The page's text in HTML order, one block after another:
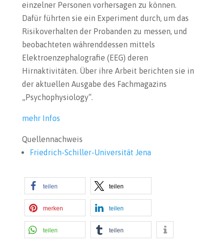
einzelner Personen vorhersagen zu können.
Dafür führten sie ein Experiment durch, um das
Risikoverhalten der Probanden zu messen, und
beobachteten währenddessen mittels
Elektroenzephalografie (EEG) deren
Hirnaktivitäten. Über ihre Arbeit berichten sie in
der aktuellen Ausgabe des Fachmagazins
„Psychophysiology“.
mehr Infos
Quellennachweis
Friedrich-Schiller-Universität Jena
teilen teilen
merken teilen
teilen teilen